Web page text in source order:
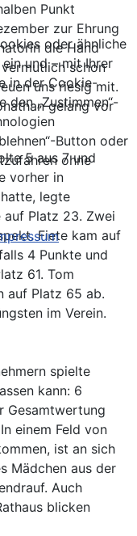
Punkt
zur Ehrung
die Hand
schon
uns riesig mit.
gelang vor
5 aus 7 und
vorher in
legte
auf Platz 23. Zwei
Fiete kam auf
4 Punkte und
61. Tom
auf Platz 65 ab.
im Verein.
spielte
kann: 6
Gesamtwertung
einem Feld von
ist an sich
Mädchen aus der
Auch
blicken
oder ähnliche
und – mit Ihrer
in der Cookie-
den „Zustimmen“-
Button oder
ohne